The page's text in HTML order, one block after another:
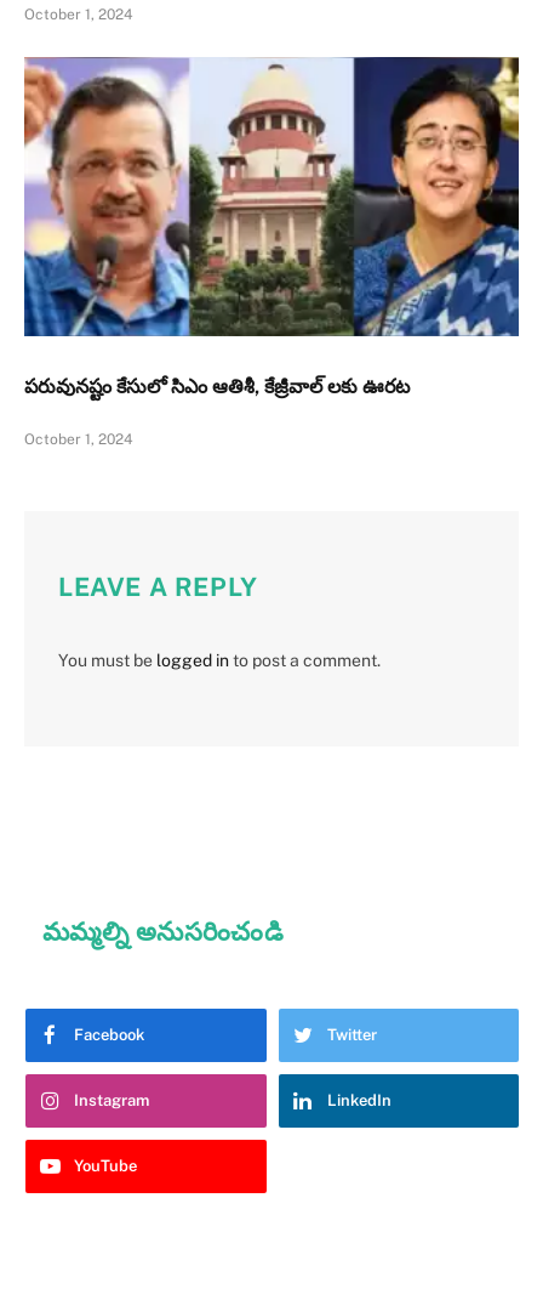
October 1, 2024
పరువునష్టం కేసులో సిఎం ఆతిశీ, కేజ్రీవాల్ లకు ఊరట
October 1, 2024
LEAVE A REPLY
You must be logged into post a comment.
మమ్మల్ని అనుసరించండి
Facebook Twitter
Instagram LinkedIn
YouTube